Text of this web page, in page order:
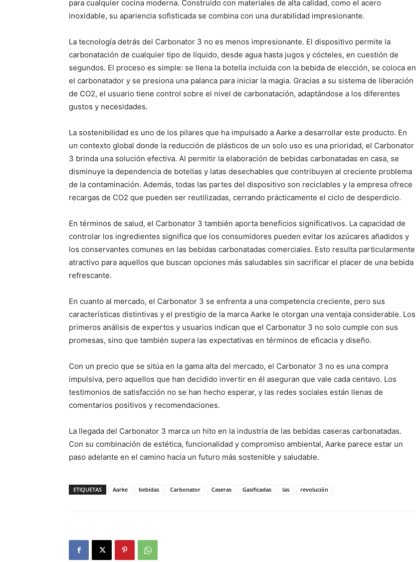
para cualquier cocina moderna. Construido con materiales de alta calidad, como el acero
inoxidable, su apariencia sofisticada se combina con una durabilidad impresionante.
La tecnología detrás del Carbonator 3 no es menos impresionante. El dispositivo permite la
carbonatación de cualquier tipo de líquido, desde agua hasta jugos y cócteles, en cuestión de
segundos. El proceso es simple: se llena la botella incluida con la bebida de elección, se coloca en
el carbonatador y se presiona una palanca para iniciar la magia. Gracias a su sistema de liberación
de CO2, el usuario tiene control sobre el nivel de carbonatación, adaptándose a los diferentes
gustos y necesidades.
La sostenibilidad es uno de los pilares que ha impulsado a Aarke a desarrollar este producto. En
un contexto global donde la reducción de plásticos de un solo uso es una prioridad, el Carbonator
3 brinda una solución efectiva. Al permitir la elaboración de bebidas carbonatadas en casa, se
disminuye la dependencia de botellas y latas desechables que contribuyen al creciente problema
de la contaminación. Además, todas las partes del dispositivo son reciclables y la empresa ofrece
recargas de CO2 que pueden ser reutilizadas, cerrando prácticamente el ciclo de desperdicio.
En términos de salud, el Carbonator 3 también aporta beneficios significativos. La capacidad de
controlar los ingredientes significa que los consumidores pueden evitar los azúcares añadidos y
los conservantes comunes en las bebidas carbonatadas comerciales. Esto resulta particularmente
atractivo para aquellos que buscan opciones más saludables sin sacrificar el placer de una bebida
refrescante.
En cuanto al mercado, el Carbonator 3 se enfrenta a una competencia creciente, pero sus
características distintivas y el prestigio de la marca Aarke le otorgan una ventaja considerable. Los
primeros análisis de expertos y usuarios indican que el Carbonator 3 no solo cumple con sus
promesas, sino que también supera las expectativas en términos de eficacia y diseño.
Con un precio que se sitúa en la gama alta del mercado, el Carbonator 3 no es una compra
impulsiva, pero aquellos que han decidido invertir en él aseguran que vale cada centavo. Los
testimonios de satisfacción no se han hecho esperar, y las redes sociales están llenas de
comentarios positivos y recomendaciones.
La llegada del Carbonator 3 marca un hito en la industria de las bebidas caseras carbonatadas.
Con su combinación de estética, funcionalidad y compromiso ambiental, Aarke parece estar un
paso adelante en el camino hacia un futuro más sostenible y saludable.
ETIQUETAS Aarke bebidas Carbonator Caseras Gasificadas las revolución